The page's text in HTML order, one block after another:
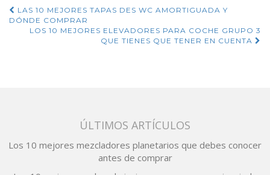
Navegación
de
LAS 10 MEJORES TAPAS DES WC AMORTIGUADA Y
DÓNDE COMPRAR
LOS 10 MEJORES ELEVADORES PARA COCHE GRUPO 3
QUE TIENES QUE TENER EN CUENTA
ÚLTIMOS ARTÍCULOS
Los 10 mejores mezcladores planetarios que debes conocer
antes de comprar